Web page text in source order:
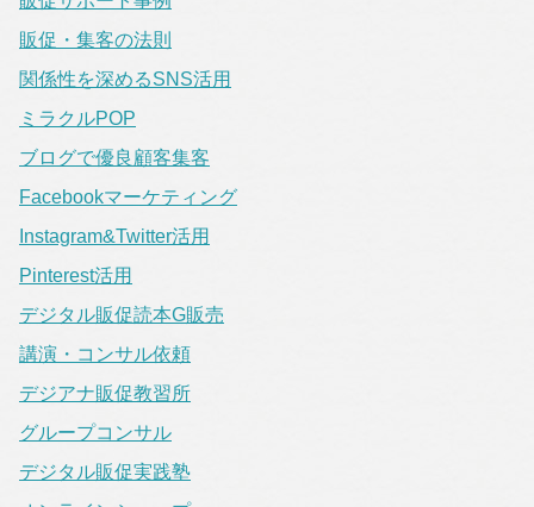
販促・集客の法則
関係性を深めるSNS活用
ミラクルPOP
ブログで優良顧客集客
Facebookマーケティング
Instagram&Twitter活用
Pinterest活用
デジタル販促読本G販売
講演・コンサル依頼
デジアナ販促教習所
グループコンサル
デジタル販促実践塾